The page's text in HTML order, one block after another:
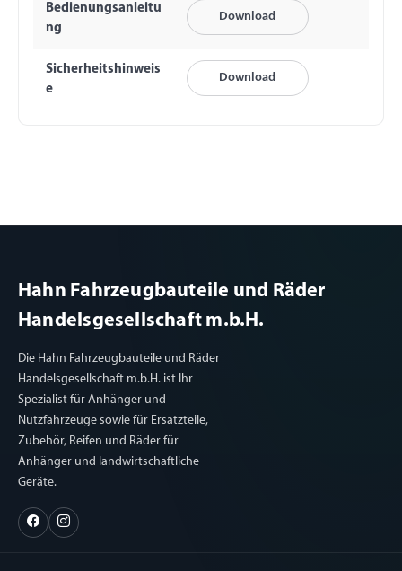
Bedienungsanleitu
ng
Download
Sicherheitshinweis
e
Download
Hahn Fahrzeugbauteile und Räder
Handelsgesellschaft m.b.H.
Die Hahn Fahrzeugbauteile und Räder
Handelsgesellschaft m.b.H. ist Ihr
Spezialist für Anhänger und
Nutzfahrzeuge sowie für Ersatzteile,
Zubehör, Reifen und Räder für
Anhänger und landwirtschaftliche
Geräte.